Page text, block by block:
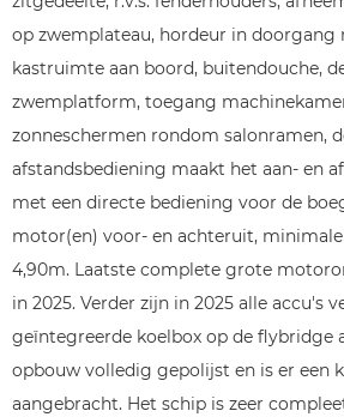
op zwemplateau, hordeur in doorgang
kastruimte aan boord, buitendouche,
zwemplatform, toegang
zonneschermen rondom salonramen,
afstandsbediening maakt het aan- en
met een directe bediening voor de
motor(en) voor- en achteruit,
4,90m. Laatste complete grote
in 2025. Verder zijn in 2025 alle accu's
geïntegreerde koelbox op de flybridge
opbouw volledig gepolijst en is er een
aangebracht. Het schip is zeer